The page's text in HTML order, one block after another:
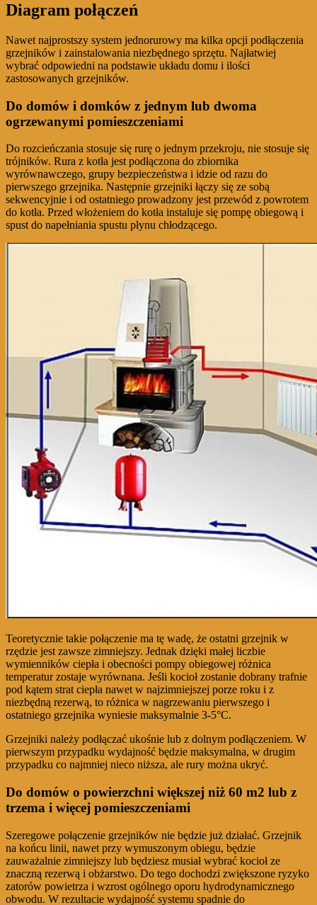
Diagram połączeń
Nawet najprostszy system jednorurowy ma kilka opcji podłączenia
grzejników i zainstalowania niezbędnego sprzętu. Najłatwiej
wybrać odpowiedni na podstawie układu domu i ilości
zastosowanych grzejników.
Do domów i domków z jednym lub dwoma
ogrzewanymi pomieszczeniami
Do rozcieńczania stosuje się rurę o jednym przekroju, nie stosuje się
trójników. Rura z kotła jest podłączona do zbiornika
wyrównawczego, grupy bezpieczeństwa i idzie od razu do
pierwszego grzejnika. Następnie grzejniki łączy się ze sobą
sekwencyjnie i od ostatniego prowadzony jest przewód z powrotem
do kotła. Przed włożeniem do kotła instaluje się pompę obiegową i
spust do napełniania spustu płynu chłodzącego.
Teoretycznie takie połączenie ma tę wadę, że ostatni grzejnik w
rzędzie jest zawsze zimniejszy. Jednak dzięki małej liczbie
wymienników ciepła i obecności pompy obiegowej różnica
temperatur zostaje wyrównana. Jeśli kocioł zostanie dobrany trafnie
pod kątem strat ciepła nawet w najzimniejszej porze roku i z
niezbędną rezerwą, to różnica w nagrzewaniu pierwszego i
ostatniego grzejnika wyniesie maksymalnie 3-5°С.
Grzejniki należy podłączać ukośnie lub z dolnym podłączeniem. W
pierwszym przypadku wydajność będzie maksymalna, w drugim
przypadku co najmniej nieco niższa, ale rury można ukryć.
Do domów o powierzchni większej niż 60 m2 lub z
trzema i więcej pomieszczeniami
Szeregowe połączenie grzejników nie będzie już działać. Grzejnik
na końcu linii, nawet przy wymuszonym obiegu, będzie
zauważalnie zimniejszy lub będziesz musiał wybrać kocioł ze
znaczną rezerwą i obżarstwo. Do tego dochodzi zwiększone ryzyko
zatorów powietrza i wzrost ogólnego oporu hydrodynamicznego
obwodu. W rezultacie wydajność systemu spadnie do